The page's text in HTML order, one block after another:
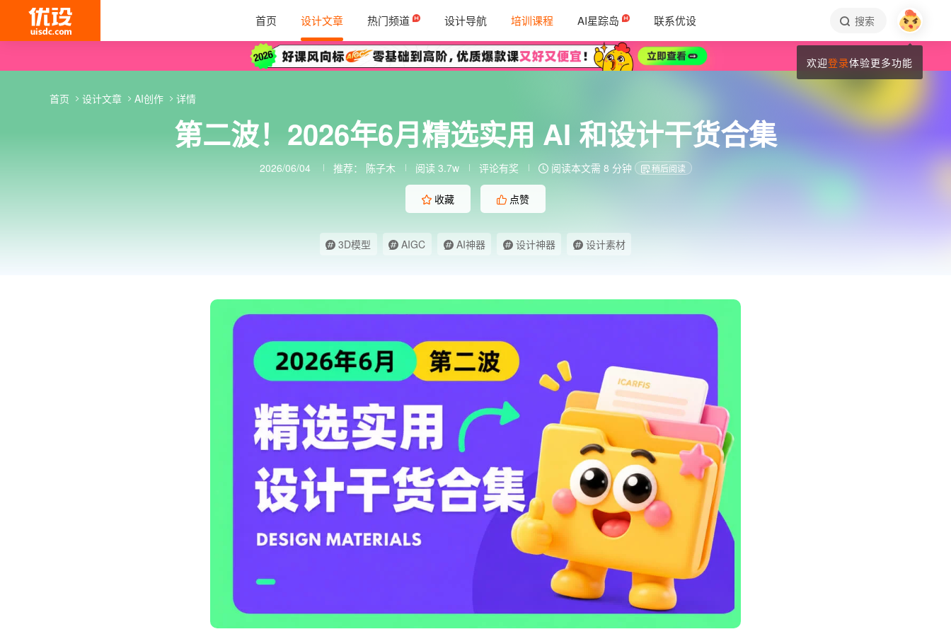
首页 设计文章 热门频道 设计导航 培训课程 AI星踪岛 联系优设 搜索
第二波！2026年6月精选实用 AI 和设计干货合集
2026/06/04 推荐： 陈子木 阅读 3.7w 评论有奖 阅读本文需 8 分钟 稍后阅读
收藏 点赞
3D模型 AIGC AI神器 设计神器 设计素材
首页 设计文章 AI创作 详情
欢迎登录体验更多功能